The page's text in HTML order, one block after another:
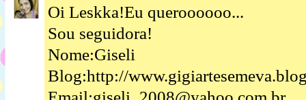
Oi Leskka!Eu queroooooo...
Sou seguidora!
Nome:Giseli
Blog:http://